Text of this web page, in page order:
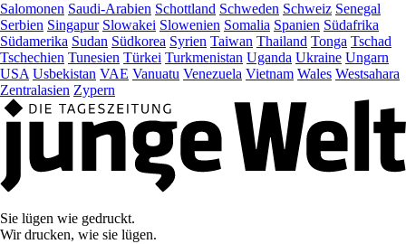
Salomonen Saudi-Arabien Schottland Schweden Schweiz Senegal
Serbien Singapur Slowakei Slowenien Somalia Spanien Südafrika
Südamerika Sudan Südkorea Syrien Taiwan Thailand Tonga Tschad
Tschechien Tunesien Türkei Turkmenistan Uganda Ukraine Ungarn
USA Usbekistan VAE Vanuatu Venezuela Vietnam Wales Westsahara
Zentralasien Zypern
Sie lügen wie gedruckt.
Wir drucken, wie sie lügen.